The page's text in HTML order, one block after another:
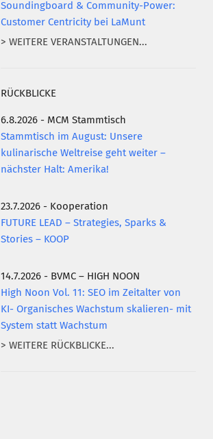
Soundingboard & Community-Power:
Customer Centricity bei LaMunt
> WEITERE VERANSTALTUNGEN...
RÜCKBLICKE
6.8.2026 - MCM Stammtisch
Stammtisch im August: Unsere
kulinarische Weltreise geht weiter –
nächster Halt: Amerika!
23.7.2026 - Kooperation
FUTURE LEAD – Strategies, Sparks &
Stories – KOOP
14.7.2026 - BVMC – HIGH NOON
High Noon Vol. 11: SEO im Zeitalter von
KI- Organisches Wachstum skalieren- mit
System statt Wachstum
> WEITERE RÜCKBLICKE...